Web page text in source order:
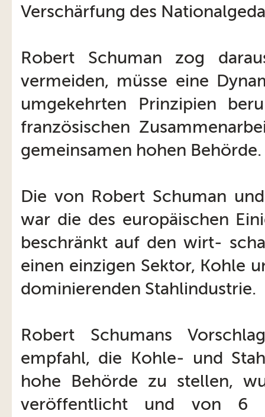
Verschärfung des
Robert Schuman zog
vermeiden, müsse eine
umgekehrten Prinzipien
französischen
gemeinsamen hohen Behörde.
Die von Robert Schuman
war die des europäischen
beschränkt auf den wirt-
einen einzigen Sektor, Kohle
dominierenden Stahlindustrie.
Robert Schumans
empfahl, die Kohle- und
hohe Behörde zu stellen,
veröffentlicht und von 6